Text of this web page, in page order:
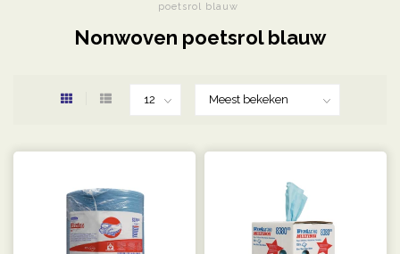
poetsrol blauw
Nonwoven poetsrol blauw